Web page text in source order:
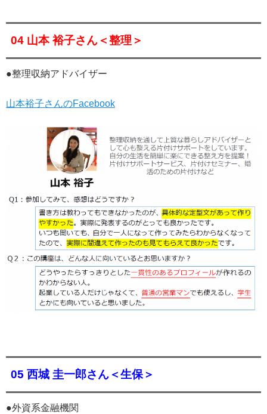
04 山本 裕子さん＜整理＞
●整理収納アドバイザー
山本裕子さんのFacebook
05 西城 圭一郎さん＜生保＞
●外資系金融機関